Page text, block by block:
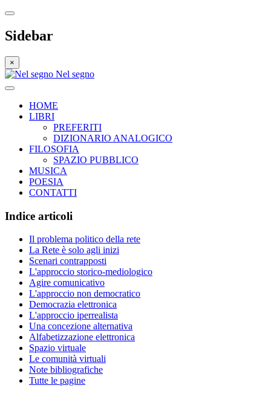
Sidebar
×
Nel segno
HOME
LIBRI
PREFERITI
DIZIONARIO ANALOGICO
FILOSOFIA
SPAZIO PUBBLICO
MUSICA
POESIA
CONTATTI
Indice articoli
Il problema politico della rete
La Rete è solo agli inizi
Scenari contrapposti
L'approccio storico-mediologico
Agire comunicativo
L'approccio non democratico
Democrazia elettronica
L'approccio iperrealista
Una concezione alternativa
Alfabetizzazione elettronica
Spazio virtuale
Le comunità virtuali
Note bibliografiche
Tutte le pagine